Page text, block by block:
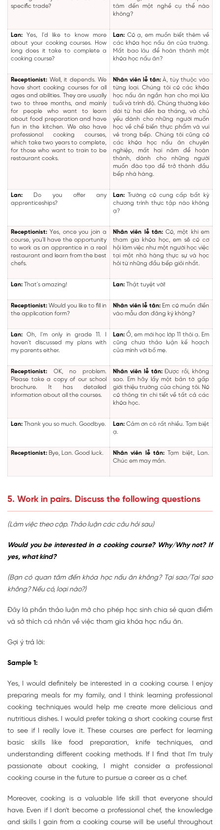
specific trade?
tâm đến một nghề cụ thể nào
không?
Lan: Yes, I'd like to know more
about your cooking courses. How
long does it take to complete a
cooking course?
Lan: Có ạ, em muốn biết thêm về
các khóa học nấu ăn của trường.
Mất bao lâu để hoàn thành một
khóa học nấu ăn?
Receptionist: Well, it depends. We
have short cooking courses for all
ages and abilities. They are usually
two to three months, and mainly
for people who want to learn
about food preparation and have
fun in the kitchen. We also have
professional cooking courses,
which take two years to complete,
for those who want to train to be
restaurant cooks.
Nhân viên lễ tân:À, tùy thuộc vào
từng loại. Chúng tôi có các khóa
học nấu ăn ngắn hạn cho mọi lứa
tuổi và trình độ. Chúng thường kéo
dài từ hai đến ba tháng, và chủ
yếu dành cho những người muốn
học về chế biến thực phẩm và vui
vẻ trong bếp. Chúng tôi cũng có
các khóa học nấu ăn chuyên
nghiệp, mất hai năm để hoàn
thành, dành cho những người
muốn đào tạo để trở thành đầu
bếp nhà hàng.
Lan: Do you offer any
apprenticeships?
Lan: Trường có cung cấp bất kỳ
chương trình thực tập nào không
ạ?
Receptionist: Yes, once you join a
course, you'll have the opportunity
to work as an apprentice in a real
restaurant and learn from the best
chefs.
Nhân viên lễ tân:Có, một khi em
tham gia khóa học, em sẽ có cơ
hội làm việc như một người học việc
tại một nhà hàng thực sự và học
hỏi từ những đầu bếp giỏi nhất.
Lan: That's amazing! Lan: Thật tuyệt vời!
Receptionist: Would you like to fill in
the application form?
Nhân viên lễ tân:Em có muốn điền
vào mẫu đơn đăng ký không?
Lan: Oh, I'm only in grade 11. I
haven't discussed my plans with
my parents either.
Lan: Ồ, em mới học lớp 11 thôi ạ. Em
cũng chưa thảo luận kế hoạch
của mình với bố mẹ.
Receptionist: OK, no problem.
Please take a copy of our school
brochure. It has detailed
information about all the courses.
Nhân viên lễ tân:Được rồi, không
sao. Em hãy lấy một bản tờ gấp
giới thiệu trường của chúng tôi. Nó
có thông tin chi tiết về tất cả các
khóa học.
Lan: Thank you so much. Goodbye. Lan: Cảm ơn cô rất nhiều. Tạm biệt
ạ.
Receptionist: Bye, Lan. Good luck. Nhân viên lễ tân: Tạm biệt, Lan.
Chúc em may mắn.
5. Work in pairs. Discuss the following questions
(Làm việc theo cặp. Thảo luận các câu hỏi sau)
Would you be interested in a cooking course? Why/Why not? If
yes, what kind?
(Bạn có quan tâm đến khóa học nấu ăn không? Tại sao/Tại sao
không? Nếu có, loại nào?)
Đây là phần thảo luận mở cho phép học sinh chia sẻ quan điểm
và sở thích cá nhân về việc tham gia khóa học nấu ăn.
Gợi ý trả lời:
Sample 1:
Yes, I would definitely be interested in a cooking course. I enjoy
preparing meals for my family, and I think learning professional
cooking techniques would help me create more delicious and
nutritious dishes. I would prefer taking a short cooking course first
to see if I really love it. These courses are perfect for learning
basic skills like food preparation, knife techniques, and
understanding different cooking methods. If I find that I'm truly
passionate about cooking, I might consider a professional
cooking course in the future to pursue a career as a chef.
Moreover, cooking is a valuable life skill that everyone should
have. Even if I don't become a professional chef, the knowledge
and skills I gain from a cooking course will be useful throughout